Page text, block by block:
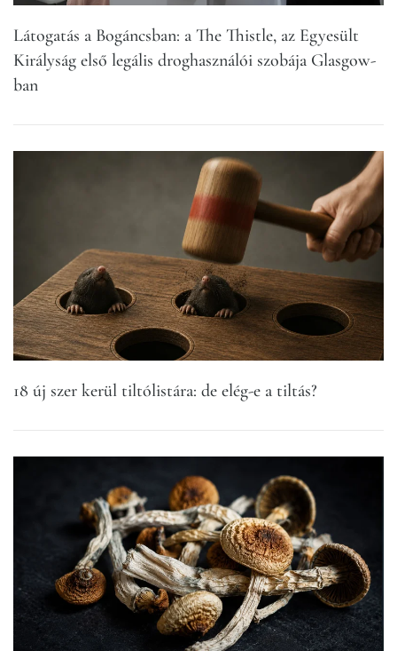
Látogatás a Bogáncsban: a The Thistle, az Egyesült
Királyság első legális droghasználói szobája Glasgow-
ban
18 új szer kerül tiltólistára: de elég-e a tiltás?